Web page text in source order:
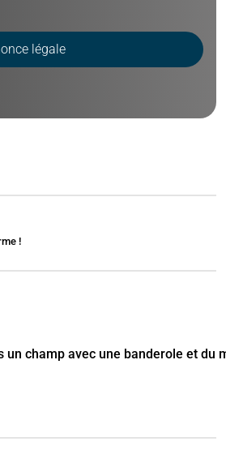
légale
!